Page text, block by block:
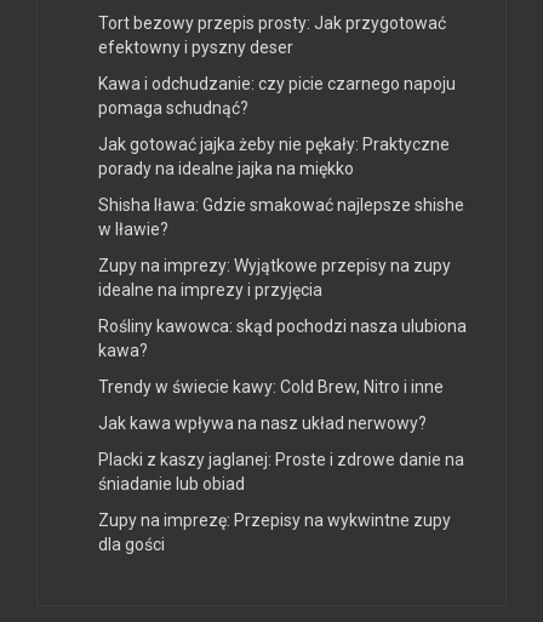
Tort bezowy przepis prosty: Jak przygotować
efektowny i pyszny deser
Kawa i odchudzanie: czy picie czarnego napoju
pomaga schudnąć?
Jak gotować jajka żeby nie pękały: Praktyczne
porady na idealne jajka na miękko
Shisha Iława: Gdzie smakować najlepsze shishe
w Iławie?
Zupy na imprezy: Wyjątkowe przepisy na zupy
idealne na imprezy i przyjęcia
Rośliny kawowca: skąd pochodzi nasza ulubiona
kawa?
Trendy w świecie kawy: Cold Brew, Nitro i inne
Jak kawa wpływa na nasz układ nerwowy?
Placki z kaszy jaglanej: Proste i zdrowe danie na
śniadanie lub obiad
Zupy na imprezę: Przepisy na wykwintne zupy
dla gości